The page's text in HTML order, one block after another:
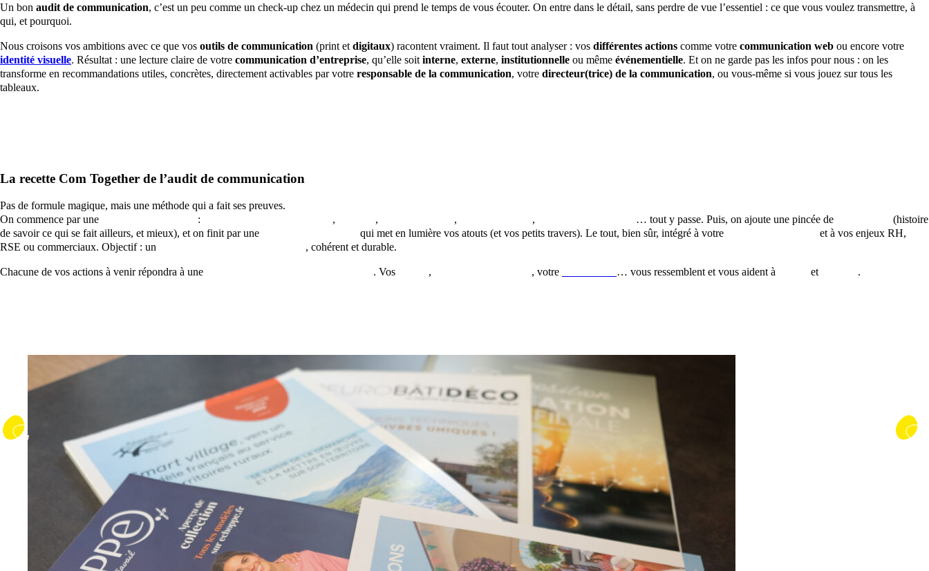
Un bon audit de communication, c’est un peu comme un check-up chez un médecin qui prend le temps de vous écouter. On entre dans le détail, sans perdre de vue l’essentiel : ce que vous voulez transmettre, à
qui, et pourquoi.
Nous croisons vos ambitions avec ce que vos outils de communication (print et digitaux) racontent vraiment. Il faut tout analyser : vos différentes actions comme votre communication web ou encore votre
identité visuelle. Résultat : une lecture claire de votre communication d’entreprise, qu’elle soit interne, externe, institutionnelle ou même événementielle. Et on ne garde pas les infos pour nous : on les
transforme en recommandations utiles, concrètes, directement activables par votre responsable de la communication, votre directeur(trice) de la communication, ou vous-même si vous jouez sur tous les
tableaux.
La recette Com Together de l’audit de communication
Pas de formule magique, mais une méthode qui a fait ses preuves.
On commence par une
: , , , , … tout y passe. Puis, on ajoute une pincée de
(histoire
de savoir ce qui se fait ailleurs, et mieux), et on finit par une
qui met en lumière vos atouts (et vos petits travers). Le tout, bien sûr, intégré à votre
et à vos enjeux RH,
RSE ou commerciaux. Objectif : un
, cohérent et durable.
Chacune de vos actions à venir répondra à une . Vos , , votre … vous ressemblent et vous aident à et .